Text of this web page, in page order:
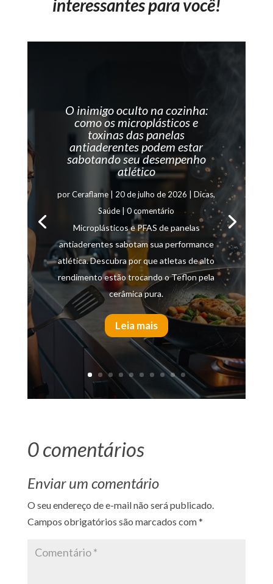
interessantes para você!
O inimigo oculto na cozinha:
como os microplásticos e
toxinas das panelas
antiaderentes podem estar
sabotando seu desempenho
atlético
porCeraflame 20 de julho de 2026 |Dicas,
Saúde | 0 comentário
Microplásticos e PFAS de panelas
antiaderentes sabotam sua performance
atlética. Descubra por que atletas de alto
rendimento estão trocando o Teflon pela
cerâmica pura.
Leia mais
0 comentários
Enviar um comentário
O seu endereço de e-mail não será publicado.
Campos obrigatórios são marcados com*